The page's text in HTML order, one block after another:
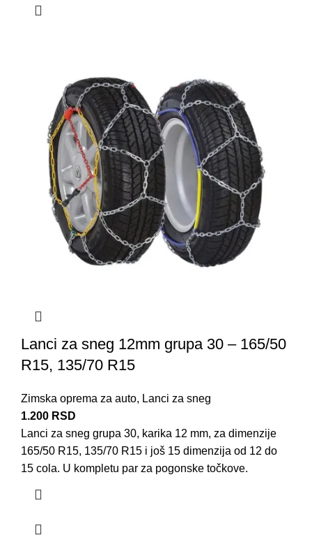
Lanci za sneg 12mm grupa 30 – 165/50
R15, 135/70 R15
Zimska oprema za auto, Lanci za sneg
1.200 RSD
Lanci za sneg grupa 30, karika 12 mm, za dimenzije
165/50 R15, 135/70 R15 i još 15 dimenzija od 12 do
15 cola. U kompletu par za pogonske točkove.